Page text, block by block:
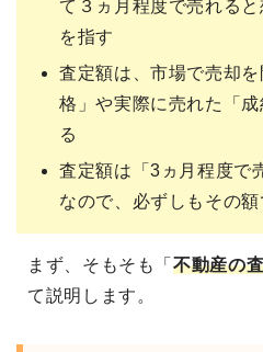
て３ヵ月程度で売れる
を指す
査定額は、市場で売却
格」や実際に売れた「
る
査定額は「3ヵ月程度で
なので、必ずしもその
まず、そもそも「不動産の
て説明します。